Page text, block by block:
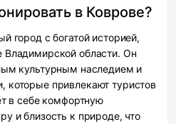
в Коврове?
город с богатой историей,
области. Он
культурным наследием и
привлекают туристов
в себе комфортную
и близость к природе, что